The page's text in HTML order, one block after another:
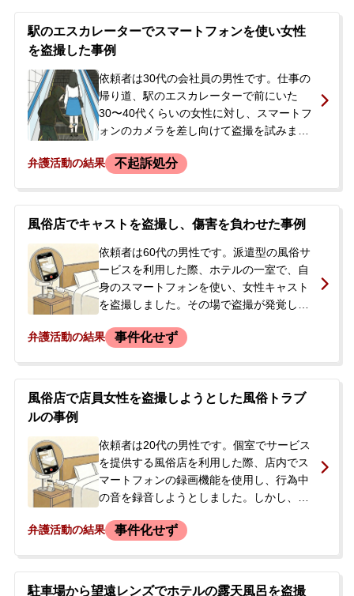
駅のエスカレーターでスマートフォンを使い女性
を盗撮した事例
依頼者は30代の会社員の男性です。仕事の
帰り道、駅のエスカレーターで前にいた
30〜40代くらいの女性に対し、スマートフ
ォンのカメラを差し向けて盗撮を試みまし
灯していたため被害者に気づかれ、その場
で事情聴取を受けました。事情聴取では容
疑を認めましたが、以前から盗撮を繰り返
していたにもかかわらず「今回が初めて
だ」と虚偽の供述をしてしまいました。ス
マートフォンは押収されましたが、逃走中
に撮影した動画データは削除していまし
フォンにデータが残っている可能性があり
報道されることを恐れ、被害者との示談を
希望して当事務所に相談に来られました。
弁護活動の結果 不起訴処分
風俗店でキャストを盗撮し、傷害を負わせた事例
依頼者は60代の男性です。派遣型の風俗サ
ービスを利用した際、ホテルの一室で、自
身のスマートフォンを使い、女性キャスト
を盗撮しました。その場で盗撮が発覚し、
もみ合いになりました。その結果、キャス
よって警察も呼ばれましたが、その場では
当事者間で話し合うよう促されるにとどま
我をしたため診断書を取得すると告げら
れ、動揺した依頼者は示談金100万円を支
払う旨の書面を作成してしまいましたが、
その内容への不安や刑事事件化を恐れ、当
弁護活動の結果 事件化せず
風俗店で店員女性を盗撮しようとした風俗トラブ
ルの事例
依頼者は20代の男性です。個室でサービス
を提供する風俗店を利用した際、店内でス
マートフォンの録画機能を使用し、行為中
の音を録音しようとしました。しかし、ス
店員に発覚し、その場で店員や店舗関係者
払いました。後日、警察から任意で事情を
弁護活動の結果 事件化せず
駐車場から望遠レンズでホテルの露天風呂を盗撮